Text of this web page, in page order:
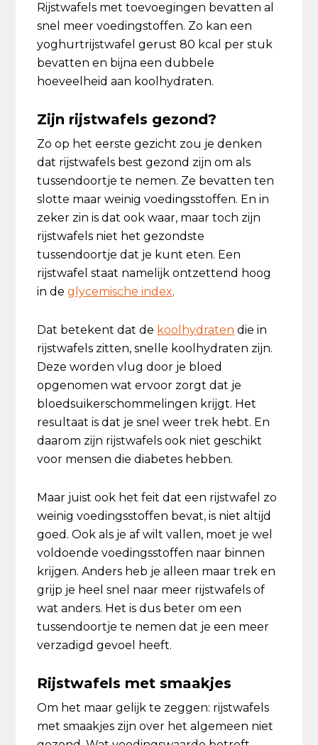
Rijstwafels met toevoegingen bevatten al
snel meer voedingstoffen. Zo kan een
yoghurtrijstwafel gerust 80 kcal per stuk
bevatten en bijna een dubbele
hoeveelheid aan koolhydraten.
Zijn rijstwafels gezond?
Zo op het eerste gezicht zou je denken
dat rijstwafels best gezond zijn om als
tussendoortje te nemen. Ze bevatten ten
slotte maar weinig voedingsstoffen. En in
zeker zin is dat ook waar, maar toch zijn
rijstwafels niet het gezondste
tussendoortje dat je kunt eten. Een
rijstwafel staat namelijk ontzettend hoog
in deglycemische index.
Dat betekent dat de koolhydraten die in
rijstwafels zitten, snelle koolhydraten zijn.
Deze worden vlug door je bloed
opgenomen wat ervoor zorgt dat je
bloedsuikerschommelingen krijgt. Het
resultaat is dat je snel weer trek hebt. En
daarom zijn rijstwafels ook niet geschikt
voor mensen die diabetes hebben.
Maar juist ook het feit dat een rijstwafel zo
weinig voedingsstoffen bevat, is niet altijd
goed. Ook als je af wilt vallen, moet je wel
voldoende voedingsstoffen naar binnen
krijgen. Anders heb je alleen maar trek en
grijp je heel snel naar meer rijstwafels of
wat anders. Het is dus beter om een
tussendoortje te nemen dat je een meer
verzadigd gevoel heeft.
Rijstwafels met smaakjes
Om het maar gelijk te zeggen: rijstwafels
met smaakjes zijn over het algemeen niet